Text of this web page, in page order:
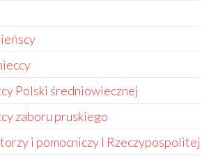
Polski średniowiecznej
zaboru pruskiego
i pomocniczy I Rzeczypospolitej